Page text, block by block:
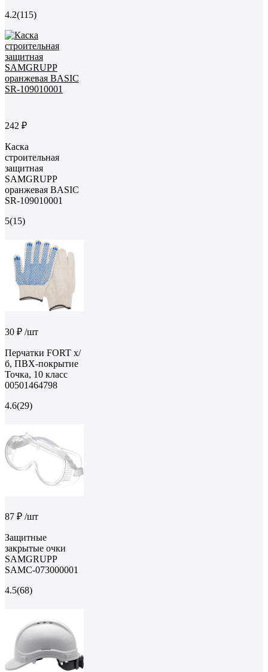
4.2(115)
242 ₽
Каска
строительная
защитная
SAMGRUPP
оранжевая BASIC
SR-109010001
5(15)
30 ₽ /шт
Перчатки FORT х/
б, ПВХ-покрытие
Точка, 10 класс
00501464798
4.6(29)
87 ₽ /шт
Защитные
закрытые очки
SAMGRUPP
SAMC-073000001
4.5(68)